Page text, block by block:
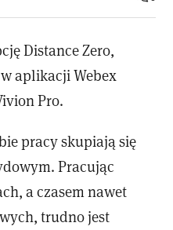
Distance Zero,
aplikacji Webex
Pro.
pracy skupiają się
Pracując
a czasem nawet
trudno jest